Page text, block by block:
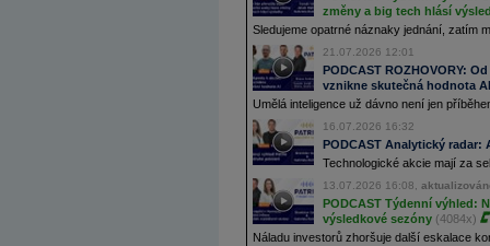
změny a big tech hlásí
Sledujeme opatrné náznaky jednání, zatím
21.07.2026 12:01
PODCAST ROZHOVORY:
vznikne skutečná hodnota AI
Umělá inteligence už dávno není jen
16.07.2026 16:32
PODCAST Analytický
Technologické akcie mají za
13.07.2026 16:08,
PODCAST Týdenní výhled:
výsledkové sezóny (4084x)
Náladu investorů zhoršuje další eskalace